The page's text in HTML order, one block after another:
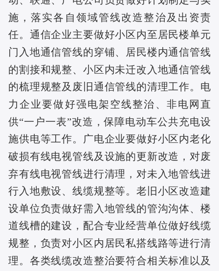
施，落实各自领域管线改造整治及出资责
任。通信企业主要做好小区内至居民楼单元
门入地通信管线的穿铺、居民楼内通信管线
的割接和规整、小区内未迁改入地通信管线
的梳理规整及废旧通信管线的清理工作。电
力企业要做好强电架空线整治、非电网直
供“一户一表”改造，保障电动车公共充电设
施供电等工作。广电企业要做好小区内老化
破损有线电视管线及设施的更新改造，对废
弃有线电视管线进行清理，对未入地管线进
行入地敷设、线缆规整等。老旧小区改造建
设单位负责做好需入地管线的管沟沟体、楼
道线槽的建设，配合专业经营单位做好线缆
规整，负责对小区内居民私搭线路等进行清
理。各类线缆改造整治要符合相关标准以及